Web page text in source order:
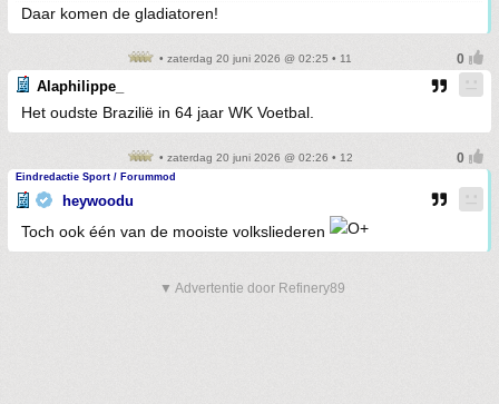
Daar komen de gladiatoren!
• zaterdag 20 juni 2026 @ 02:25 • 11
Alaphilippe_
Het oudste Brazilië in 64 jaar WK Voetbal.
• zaterdag 20 juni 2026 @ 02:26 • 12
Eindredactie Sport / Forummod
heywoodu
Toch ook één van de mooiste volksliederen
▼ Advertentie door Refinery89